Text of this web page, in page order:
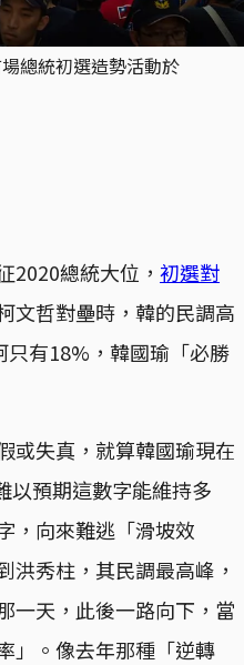
總統初選造勢活動於
2020總統大位， 初選對
文哲對壘時，韓的民調高
有18%，韓國瑜「必勝
或失真，就算韓國瑜現在
以預期這數字能維持多
，向來難逃「滑坡效
洪秀柱，其民調最高峰，
一天，此後一路向下，當
」。像去年那種「逆轉